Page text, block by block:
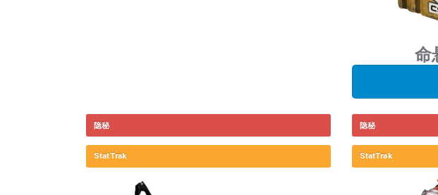
命
隐秘
StatTrak
隐秘
StatTrak